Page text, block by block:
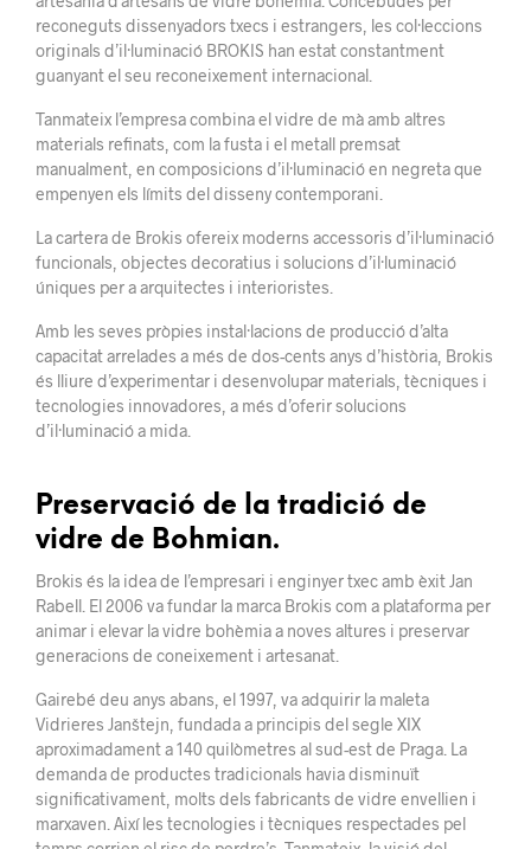
reconeguts dissenyadors txecs i estrangers, les col·leccions
originals d’il·luminació BROKIS han estat constantment
guanyant el seu reconeixement internacional.
Tanmateix l’empresa combina el vidre de mà amb altres
materials refinats, com la fusta i el metall premsat
manualment, en composicions d’il·luminació en negreta que
empenyen els límits del disseny contemporani.
La cartera de Brokis ofereix moderns accessoris d’il·luminació
funcionals, objectes decoratius i solucions d’il·luminació
úniques per a arquitectes i interioristes.
Amb les seves pròpies instal·lacions de producció d’alta
capacitat arrelades a més de dos-cents anys d’història, Brokis
és lliure d’experimentar i desenvolupar materials, tècniques i
tecnologies innovadores, a més d’oferir solucions
d’il·luminació a mida.
Preservació de la tradició de
vidre de Bohmian.
Brokis és la idea de l’empresari i enginyer txec amb èxit Jan
Rabell. El 2006 va fundar la marca Brokis com a plataforma per
animar i elevar la vidre bohèmia a noves altures i preservar
generacions de coneixement i artesanat.
Gairebé deu anys abans, el 1997, va adquirir la maleta
Vidrieres Janštejn, fundada a principis del segle XIX
aproximadament a 140 quilòmetres al sud-est de Praga. La
demanda de productes tradicionals havia disminuït
significativament, molts dels fabricants de vidre envellien i
marxaven. Així les tecnologies i tècniques respectades pel